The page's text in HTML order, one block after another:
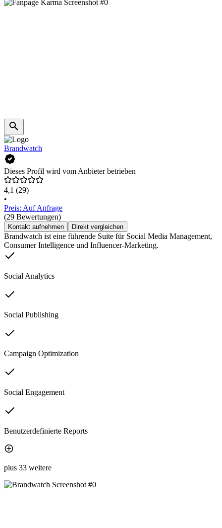
Brandwatch
Dieses Profil wird vom Anbieter betrieben
4,1 (29)
•
Preis: Auf Anfrage
(29 Bewertungen)
Kontakt aufnehmen Direkt vergleichen
Brandwatch ist eine führende Suite für Social Media Management,
Consumer Intelligence und Influencer-Marketing.
Social Analytics
Social Publishing
Campaign Optimization
Social Engagement
Benutzerdefinierte Reports
plus 33 weitere